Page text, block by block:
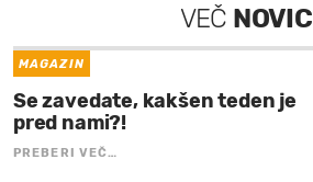
VEČ NOVIC
MAGAZIN
Se zavedate, kakšen teden je
pred nami?!
PREBERI VEČ…